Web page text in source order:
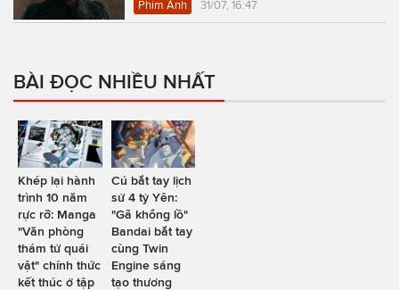
Phim Ảnh 31/07, 16:47
BÀI ĐỌC NHIỀU NHẤT
Khép lại hành
trình 10 năm
rực rỡ: Manga
"Văn phòng
thám tử quái
vật" chính thức
kết thúc ở tập
Cú bắt tay lịch
sử 4 tỷ Yên:
"Gã khổng lồ"
Bandai bắt tay
cùng Twin
Engine sáng
tạo thương